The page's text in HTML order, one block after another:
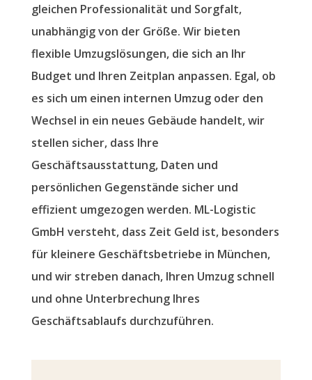
gleichen Professionalität und Sorgfalt,
unabhängig von der Größe. Wir bieten
flexible Umzugslösungen, die sich an Ihr
Budget und Ihren Zeitplan anpassen. Egal, ob
es sich um einen internen Umzug oder den
Wechsel in ein neues Gebäude handelt, wir
stellen sicher, dass Ihre
Geschäftsausstattung, Daten und
persönlichen Gegenstände sicher und
effizient umgezogen werden. ML-Logistic
GmbH versteht, dass Zeit Geld ist, besonders
für kleinere Geschäftsbetriebe in München,
und wir streben danach, Ihren Umzug schnell
und ohne Unterbrechung Ihres
Geschäftsablaufs durchzuführen.